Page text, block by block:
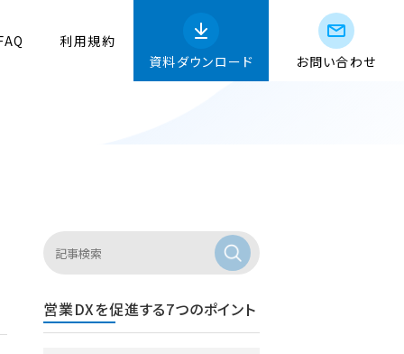
利用規約
資料ダウンロード
お問い合わせ
営業DXを促進する7つのポイント